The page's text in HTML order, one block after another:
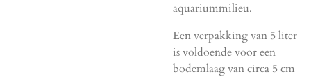
aquariummilieu.
Een verpakking van 5 liter
is voldoende voor een
bodemlaag van circa 5 cm